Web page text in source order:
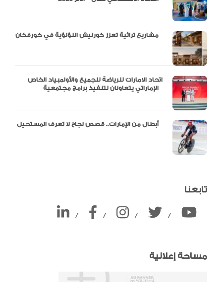
اتحاد الامارات للرياضة للجميع والأولمبياد الخاص
تابعنا
/ / / /
مساحة إعلانية